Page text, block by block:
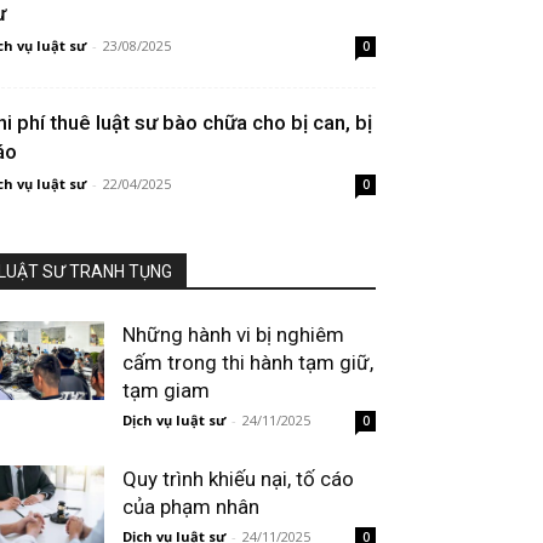
vụ luật sư - 23/08/2025 0
phí thuê luật sư bào chữa cho bị can, bị
vụ luật sư - 22/04/2025 0
SƯ TRANH TỤNG
Những hành vi bị nghiêm
cấm trong thi hành tạm giữ,
tạm giam
Dịch vụ luật sư - 24/11/2025 0
Quy trình khiếu nại, tố cáo
của phạm nhân
Dịch vụ luật sư - 24/11/2025 0